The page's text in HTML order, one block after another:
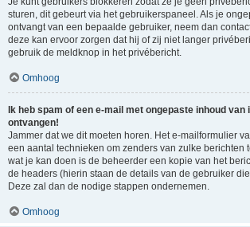
sturen, dit gebeurt via het gebruikerspaneel. Als je
ontvangt van een bepaalde gebruiker, neem dan
deze kan ervoor zorgen dat hij of zij niet langer
gebruik de meldknop in het privébericht.
Omhoog
Ik heb spam of een e-mail met ongepaste inhoud van
ontvangen!
Jammer dat we dit moeten horen. Het e-mailformulier
een aantal technieken om zenders van zulke berichten
wat je kan doen is de beheerder een kopie van het
de headers (hierin staan de details van de gebruiker
Deze zal dan de nodige stappen ondernemen.
Omhoog